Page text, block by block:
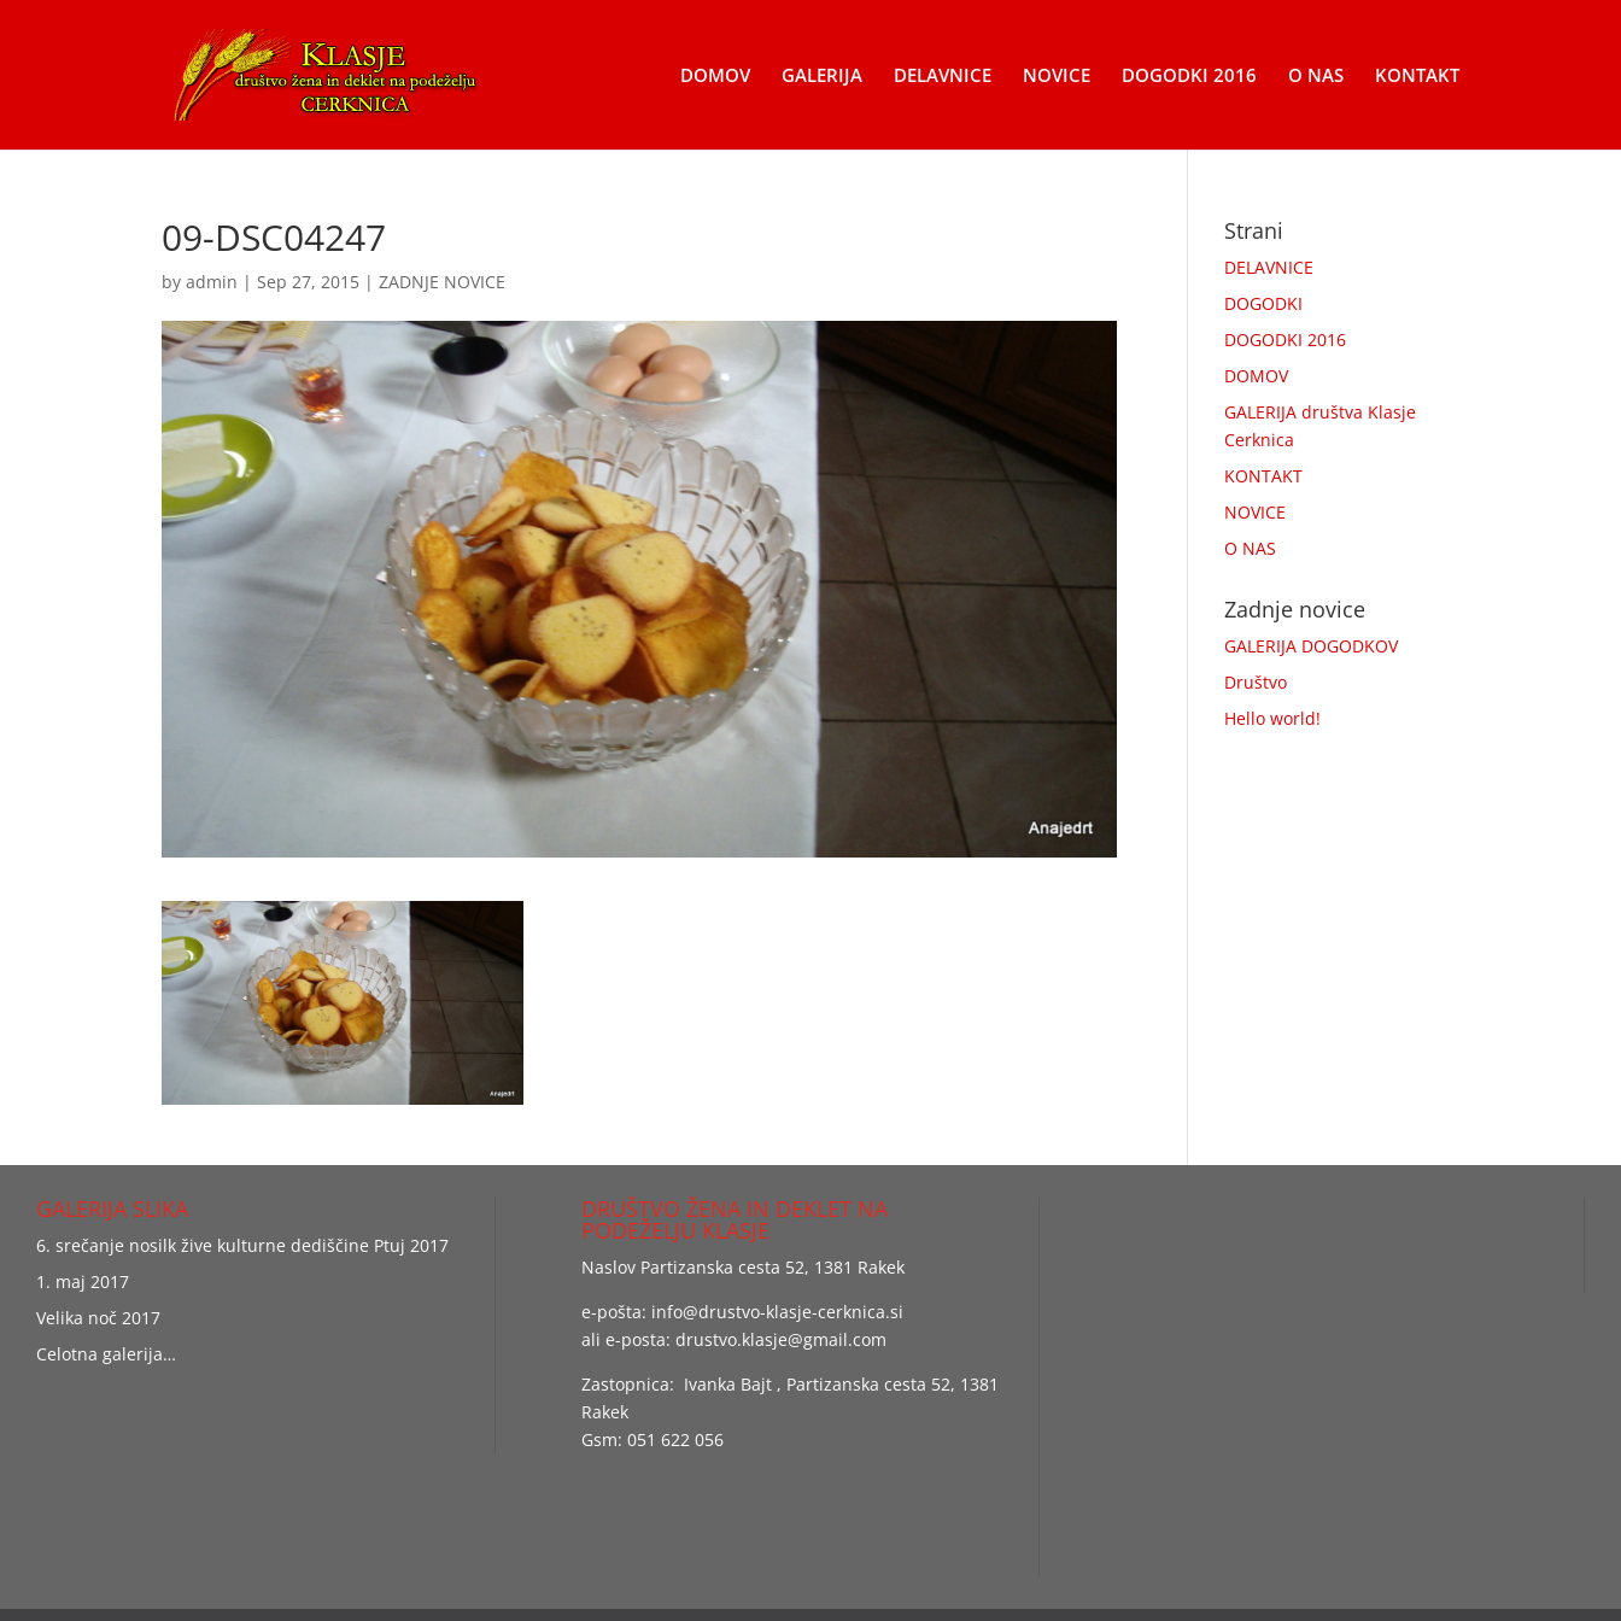
DOMOV GALERIJA DELAVNICE NOVICE DOGODKI 2016 O NAS KONTAKT
09-DSC04247
byadmin |Sep 27, 2015 |ZADNJE NOVICE
Strani
DELAVNICE
DOGODKI
DOGODKI 2016
DOMOV
GALERIJA društva Klasje
Cerknica
KONTAKT
NOVICE
O NAS
Zadnje novice
GALERIJA DOGODKOV
Društvo
Hello world!
GALERIJA SLIKA
6. srečanje nosilk žive kulturne dediščine Ptuj 2017
1. maj 2017
Velika noč 2017
Celotna galerija…
DRUŠTVO ŽENA IN DEKLET NA
PODEŽELJU KLASJE
Naslov Partizanska cesta 52, 1381 Rakek
e-pošta: info@drustvo-klasje-cerknica.si
ali e-posta: drustvo.klasje@gmail.com
Zastopnica: Ivanka Bajt , Partizanska cesta 52, 1381
Rakek
Gsm: 051 622 056